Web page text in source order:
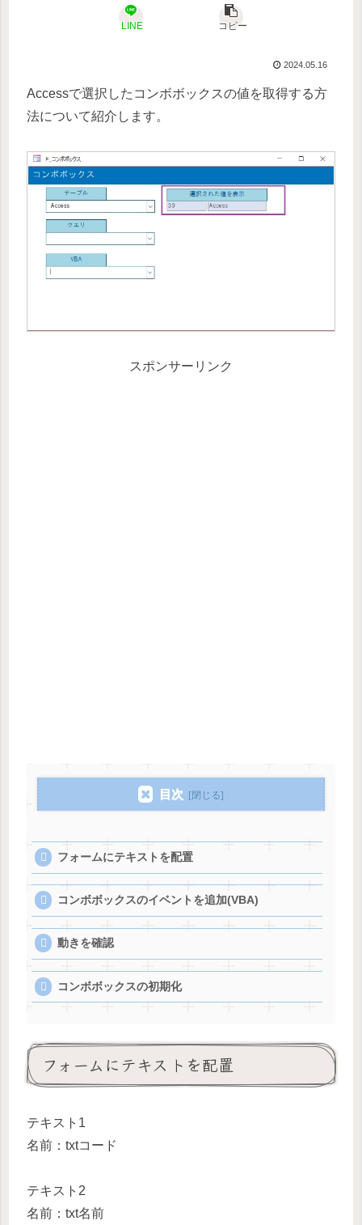
LINE コピー
2024.05.16
Accessで選択したコンボボックスの値を取得する方
法について紹介します。
スポンサーリンク
目次
フォームにテキストを配置
コンボボックスのイベントを追加(VBA)
動きを確認
コンボボックスの初期化
フォームにテキストを配置
テキスト1
名前：txtコード
テキスト2
名前：txt名前